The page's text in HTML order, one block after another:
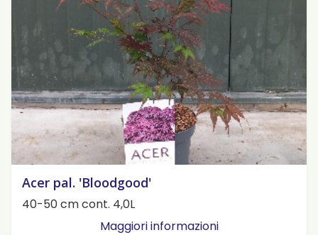
Acer pal. 'Bloodgood'
40-50 cm cont. 4,0L
Maggiori informazioni